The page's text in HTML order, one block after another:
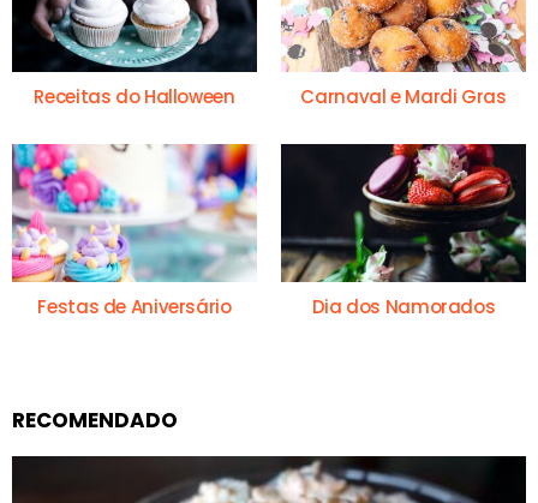
Receitas do Halloween Carnaval e Mardi Gras
Festas de Aniversário Dia dos Namorados
RECOMENDADO